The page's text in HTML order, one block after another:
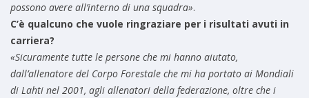
possono avere all’interno di una squadra».
C’è qualcuno che vuole ringraziare per i risultati avuti in
carriera?
«Sicuramente tutte le persone che mi hanno aiutato,
dall’allenatore del Corpo Forestale che mi ha portato ai Mondiali
di Lahti nel 2001, agli allenatori della federazione, oltre che i